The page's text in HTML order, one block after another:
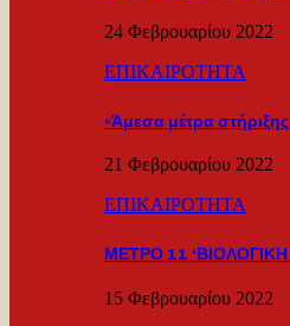
24 Φεβρουαρίου 2022
ΕΠΙΚΑΙΡΟΤΗΤΑ
«Άμεσα μέτρα
21 Φεβρουαρίου 2022
ΕΠΙΚΑΙΡΟΤΗΤΑ
ΜΕΤΡΟ 11 ‘ΒΙΟΛΟΓΙΚΗ
15 Φεβρουαρίου 2022